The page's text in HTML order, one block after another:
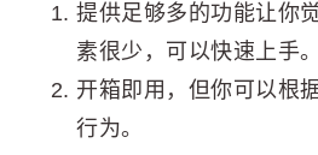
提供足够多的功能让你
素很少，可以快速上手。
开箱即用，但你可以根
行为。